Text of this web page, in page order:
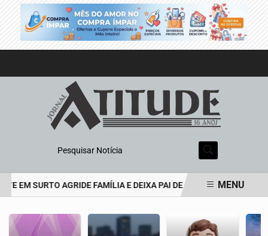
Pesquisar Notícia
EM SURTO AGRIDE FAMÍLIA E DEIXA PAI DE 69 ANOS EM ESTADO
MENU